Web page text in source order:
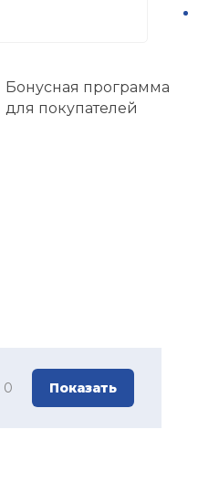
Бонусная программа
для покупателей
0 Показать